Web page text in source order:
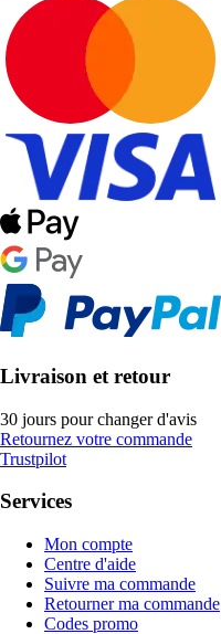
Livraison et retour
30 jours pour changer d'avis
Retournez votre commande
Trustpilot
Services
Mon compte
Centre d'aide
Suivre ma commande
Retourner ma commande
Codes promo